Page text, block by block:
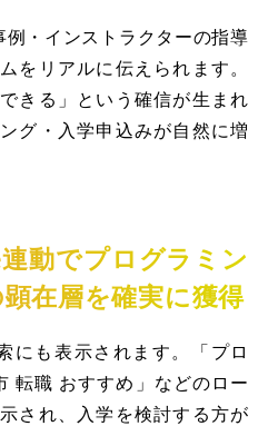
例・インストラクターの指導
をリアルに伝えられます。
きる」という確信が生まれ
グ・入学申込みが自然に増
動でプログラミン
在層を確実に獲得
にも表示されます。「プロ
転職 おすすめ」などのロー
され、入学を検討する方が